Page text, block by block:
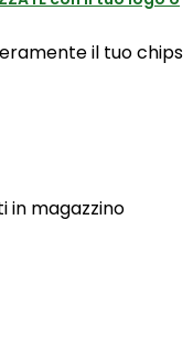
il tuo chips
in magazzino